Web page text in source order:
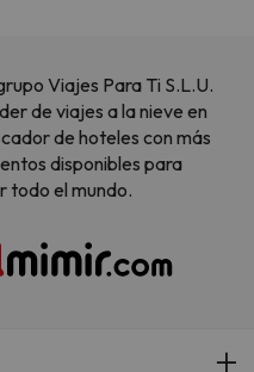
Viajes Para Ti S.L.U.
de viajes a la nieve en
de hoteles con más
disponibles para
todo el mundo.